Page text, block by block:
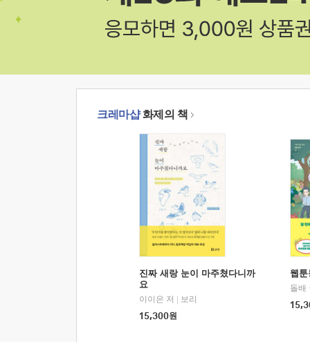
크레마샵화제의 책
진짜 새랑 눈이 마주쳤다니까
요
이이은 저
보리
15,300원
웹
돌배